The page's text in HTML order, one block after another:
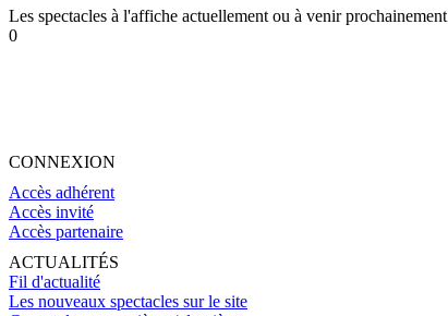
Les spectacles à l'affiche actuellement ou à venir prochainement
0
CONNEXION
Accès adhérent
Accès invité
Accès partenaire
ACTUALITÉS
Fil d'actualité
Les nouveaux spectacles sur le site